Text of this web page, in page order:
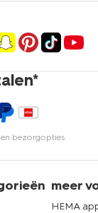
bezorgopties
meer
HEMA